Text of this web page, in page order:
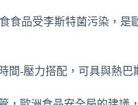
食品受李斯特菌污染，
間-壓力搭配，可具與熱